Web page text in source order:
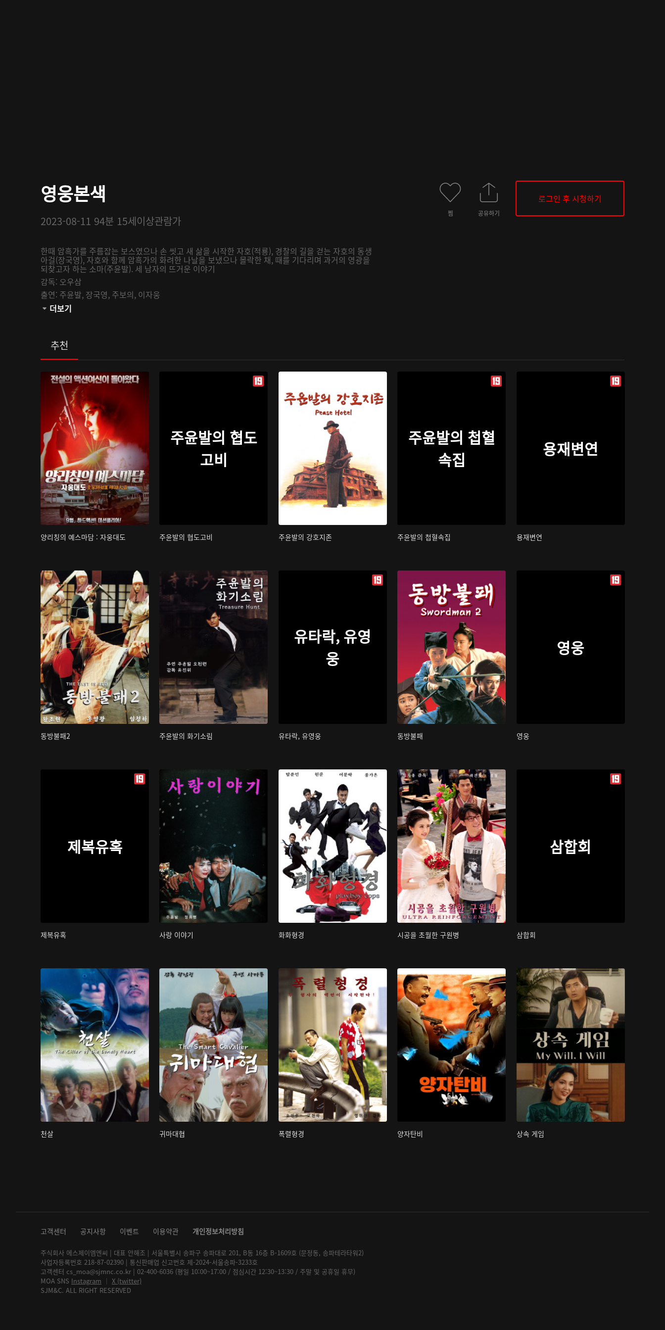
영웅본색
2023-08-11 94분 15세이상관람가
한때 암흑가를 주름잡는 보스였으나 손 씻고 새 삶을 시작한 자호(적룡), 경찰의 길을 걷는 자호의 동생
아걸(장국영), 자호와 함께 암흑가의 화려한 나날을 보냈으나 몰락한 채, 때를 기다리며 과거의 영광을
되찾고자 하는 소마(주윤발). 세 남자의 뜨거운 이야기
감독: 오우삼
출연: 주윤발, 장국영, 주보의, 이자웅
관람등급:
더보기
찜 공유하기
로그인 후 시청하기
추천
양리칭의 예스마담 : 자웅대도
주윤발의 협도
고비
주윤발의 협도고비 주윤발의 강호지존
주윤발의 첩혈
속집
주윤발의 첩혈속집
용재변연
용재변연
동방불패2 주윤발의 화기소림
유타락, 유영
웅
유타락, 유영웅 동방불패
영웅
영웅
제복유혹
제복유혹 사랑 이야기 화화형경 시공을 초월한 구원병
삼합회
삼합회
천살 귀마대협 폭렬형경 양자탄비 상속 게임
고객센터 공지사항 이벤트 이용약관 개인정보처리방침
주식회사 에스제이엠엔씨 | 대표 안해조 | 서울특별시 송파구 송파대로 201, B동 16층 B-1609호 (문정동, 송파테라타워2)
사업자등록번호 218-87-02390 | 통신판매업 신고번호 제-2024-서울송파-3233호
고객센터 cs_moa@sjmnc.co.kr | 02-400-6036 (평일 10:00~17:00 / 점심시간 12:30~13:30 / 주말 및 공휴일 휴무)
MOA SNS Instagram │ X (twitter)
SJM&C. ALL RIGHT RESERVED